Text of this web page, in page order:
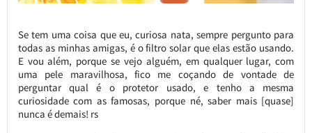
Se tem uma coisa que eu, curiosa nata, sempre pergunto para
todas as minhas amigas, é o filtro solar que elas estão usando.
E vou além, porque se vejo alguém, em qualquer lugar, com
uma pele maravilhosa, fico me coçando de vontade de
perguntar qual é o protetor usado, e tenho a mesma
curiosidade com as famosas, porque né, saber mais [quase]
nunca é demais! rs